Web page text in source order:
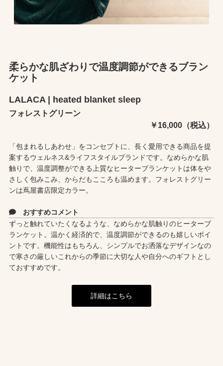
柔らかな肌ざわりで温度調節ができるブラン
ケット
LALACA | heated blanket sleep
フォレストグリーン
￥16,000（税込）
「包まれるしあわせ」をコンセプトに、長く愛用できる商品を提
案するウェルネス&ライフスタイルブランドです。なめらかな肌
触りで、温度調整ができる上質なヒーターブランケットは体をや
さしく包みこみ、からだもこころも温めます。フォレストグリー
ンは蔦屋書店限定カラー。
おすすめコメント
ずっと触れていたくなるような、なめらかな肌触りのヒーターブ
ランケット。温かく経済的で、温度調節ができるのも嬉しいポイ
ントです。機能性はもちろん、シンプルでお洒落なデザインなの
で寒さの厳しいこれからの季節に大切な人や自分へのギフトとし
ておすすめです。
詳細はこちら